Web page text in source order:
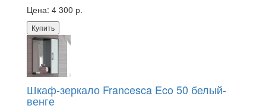
Цена: 4 300 р.
Купить
Шкаф-зеркало Francesca Eco 50 белый-
венге